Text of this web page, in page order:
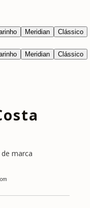
Meridian
Clássico
Meridian
Clássico
marca